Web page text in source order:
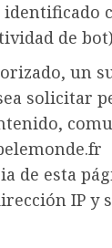
de
un
solicitar
de esta
IP y